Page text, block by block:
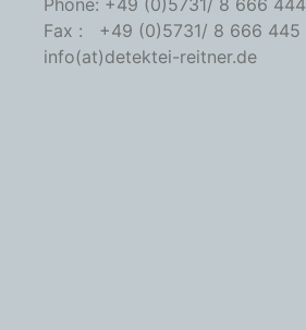
Fax : +49 (0)5731/ 8 666 445
info(at)detektei-reitner.de